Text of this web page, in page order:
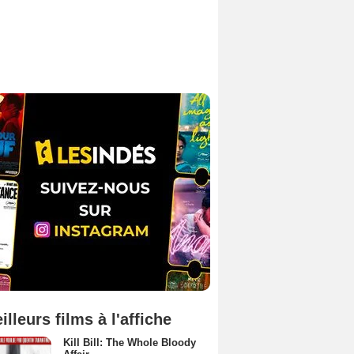
films à l'affiche
Kill Bill: The Whole Bloody